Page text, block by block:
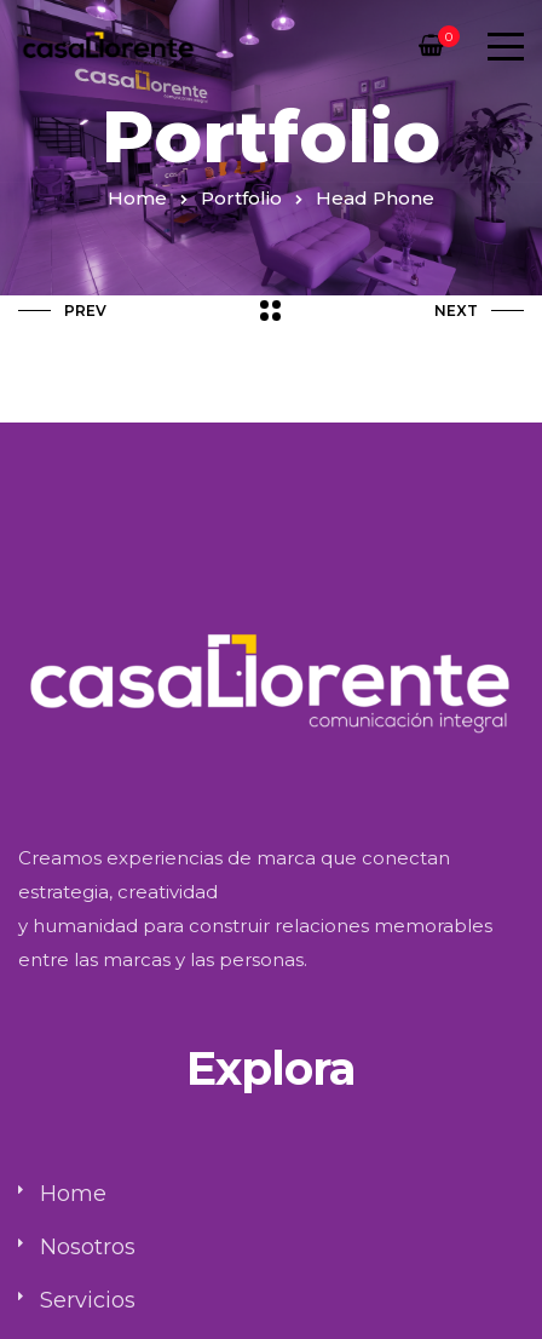
0
Portfolio
Home Portfolio Head Phone
PREV NEXT
Creamos experiencias de marca que conectan
estrategia, creatividad
y humanidad para construir relaciones memorables
entre las marcas y las personas.
Explora
Home
Nosotros
Servicios